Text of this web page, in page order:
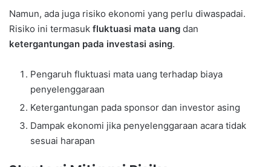
Namun, ada juga risiko ekonomi yang perlu diwaspadai.
Risiko ini termasuk fluktuasi mata uang dan
ketergantungan pada investasi asing.
Pengaruh fluktuasi mata uang terhadap biaya
penyelenggaraan
Ketergantungan pada sponsor dan investor asing
Dampak ekonomi jika penyelenggaraan acara tidak
sesuai harapan